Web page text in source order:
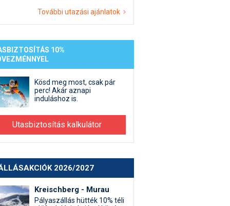
További utazási ajánlatok
10%
Kösd meg most, csak pár
perc! Akár aznapi
induláshoz is.
Utasbiztosítás kalkulátor
2026/2027
Kreischberg - Murau
Pályaszállás hütték 10% téli